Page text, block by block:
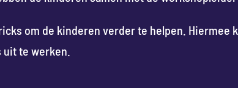
om de kinderen verder te helpen. Hiermee
te werken.